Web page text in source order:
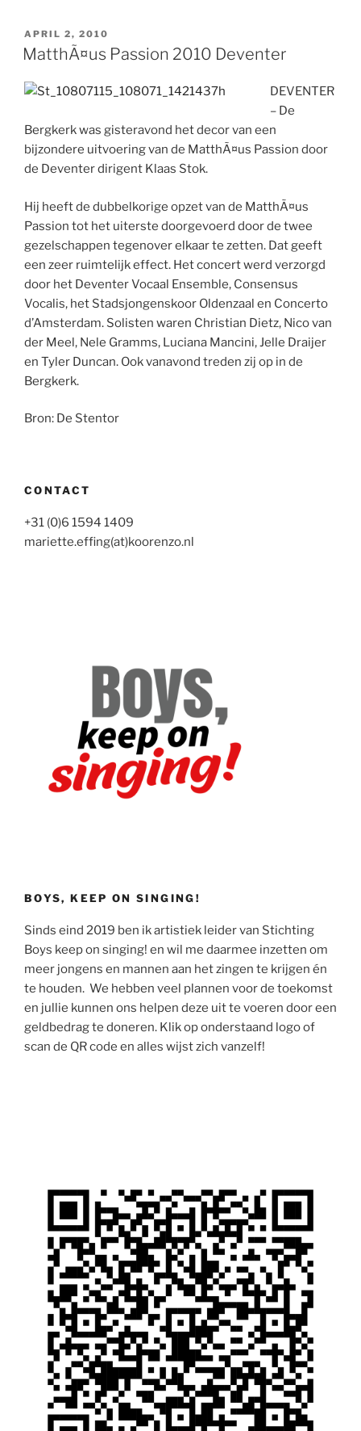
GEPLAATST
OP
APRIL 2, 2010
MatthÃ¤us Passion 2010 Deventer
DEVENTER
– De
Bergkerk was gisteravond het decor van een
bijzondere uitvoering van de MatthÃ¤us Passion door
de Deventer dirigent Klaas Stok.
Hij heeft de dubbelkorige opzet van de MatthÃ¤us
Passion tot het uiterste doorgevoerd door de twee
gezelschappen tegenover elkaar te zetten. Dat geeft
een zeer ruimtelijk effect. Het concert werd verzorgd
door het Deventer Vocaal Ensemble, Consensus
Vocalis, het Stadsjongenskoor Oldenzaal en Concerto
d’Amsterdam. Solisten waren Christian Dietz, Nico van
der Meel, Nele Gramms, Luciana Mancini, Jelle Draijer
en Tyler Duncan. Ook vanavond treden zij op in de
Bergkerk.
Bron: De Stentor
CONTACT
+31 (0)6 1594 1409
mariette.effing(at)koorenzo.nl
BOYS, KEEP ON SINGING!
Sinds eind 2019 ben ik artistiek leider van Stichting
Boys keep on singing! en wil me daarmee inzetten om
meer jongens en mannen aan het zingen te krijgen én
te houden. We hebben veel plannen voor de toekomst
en jullie kunnen ons helpen deze uit te voeren door een
geldbedrag te doneren. Klik op onderstaand logo of
scan de QR code en alles wijst zich vanzelf!